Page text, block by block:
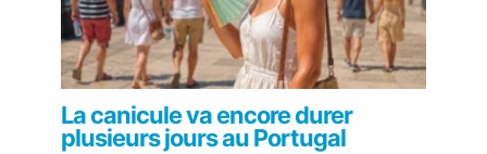
La canicule va encore durer
plusieurs jours au Portugal